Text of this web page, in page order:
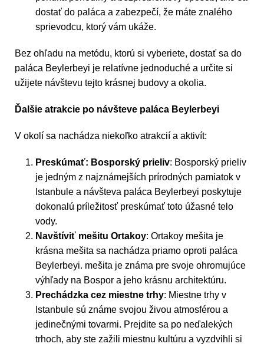
dostať do paláca a zabezpečí, že máte znalého
sprievodcu, ktorý vám ukáže.
Bez ohľadu na metódu, ktorú si vyberiete, dostať sa do
paláca Beylerbeyi je relatívne jednoduché a určite si
užijete návštevu tejto krásnej budovy a okolia.
Ďalšie atrakcie po návšteve paláca Beylerbeyi
V okolí sa nachádza niekoľko atrakcií a aktivít:
Preskúmať: Bosporský prieliv: Bosporský prieliv
je jedným z najznámejších prírodných pamiatok v
Istanbule a návšteva paláca Beylerbeyi poskytuje
dokonalú príležitosť preskúmať toto úžasné telo
vody.
Navštíviť mešitu Ortakoy: Ortakoy mešita je
krásna mešita sa nachádza priamo oproti paláca
Beylerbeyi. mešita je známa pre svoje ohromujúce
výhľady na Bospor a jeho krásnu architektúru.
Prechádzka cez miestne trhy: Miestne trhy v
Istanbule sú známe svojou živou atmosférou a
jedinečnými tovarmi. Prejdite sa po neďalekých
trhoch, aby ste zažili miestnu kultúru a vyzdvihli si